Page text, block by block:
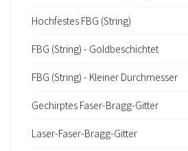
Hochfestes FBG (String)
FBG (String) - Goldbeschichtet
FBG (String) - Kleiner Durchmesser
Gechirptes Faser-Bragg-Gitter
Laser-Faser-Bragg-Gitter